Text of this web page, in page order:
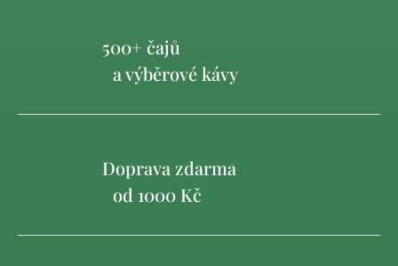
500+ čajů
a výběrové kávy
Doprava zdarma
od 1000 Kč